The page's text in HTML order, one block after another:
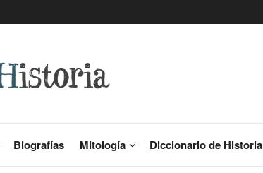
Biografías Mitología Diccionario de Historia